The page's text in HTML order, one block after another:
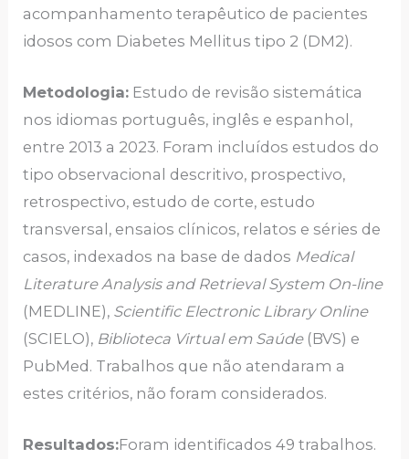
acompanhamento terapêutico de pacientes
idosos com Diabetes Mellitus tipo 2 (DM2).
Metodologia: Estudo de revisão sistemática
nos idiomas português, inglês e espanhol,
entre 2013 a 2023. Foram incluídos estudos do
tipo observacional descritivo, prospectivo,
retrospectivo, estudo de corte, estudo
transversal, ensaios clínicos, relatos e séries de
casos, indexados na base de dados Medical
Literature Analysis and Retrieval System On-line
(MEDLINE), Scientific Electronic Library Online
(SCIELO), Biblioteca Virtual em Saúde (BVS) e
PubMed. Trabalhos que não atendaram a
estes critérios, não foram considerados.
Resultados:Foram identificados 49 trabalhos.